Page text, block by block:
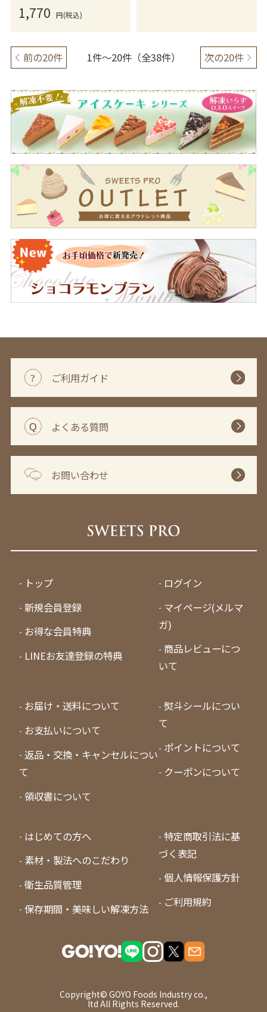
1,770 円(税込)
前の20件 1件～20件（全38件） 次の20件
ご利用ガイド
よくある質問
お問い合わせ
トップ
新規会員登録
お得な会員特典
LINEお友達登録の特典
ログイン
マイページ(メルマ
ガ)
商品レビューにつ
いて
お届け・送料について
お支払いについて
返品・交換・キャンセルについ
て
領収書について
熨斗シールについ
て
ポイントについて
クーポンについて
はじめての方へ
素材・製法へのこだわり
衛生品質管理
保存期間・美味しい解凍方法
特定商取引法に基
づく表記
個人情報保護方針
ご利用規約
Copyright© GOYO Foods Industry co.,
ltd All Rights Reserved.